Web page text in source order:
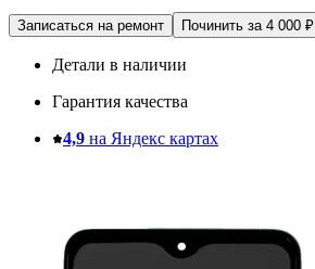
Записаться на ремонт Починить за 4 000 ₽
Детали в наличии
Гарантия качества
4,9 на Яндекс картах